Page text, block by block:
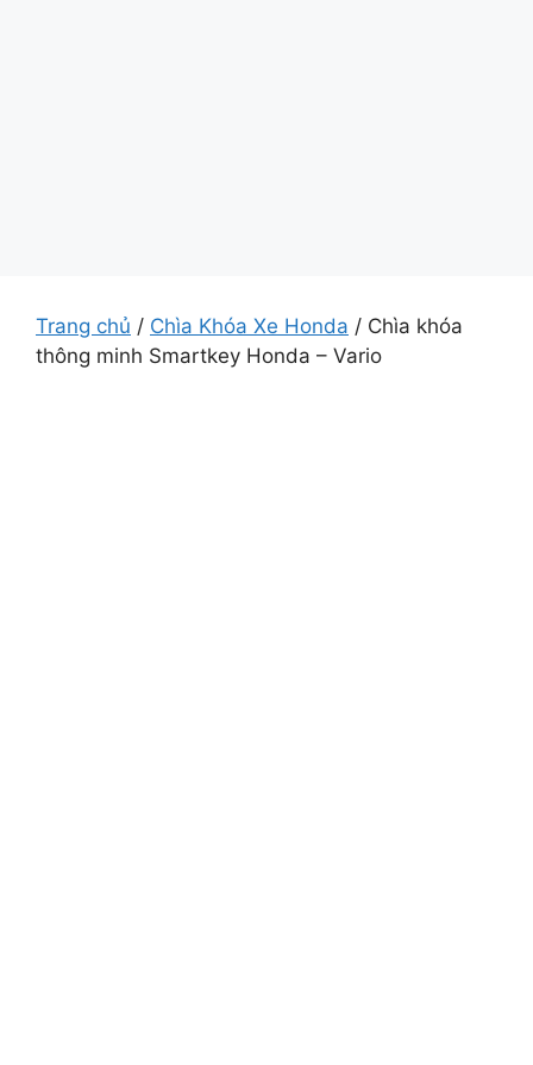
Trang chủ / Chìa Khóa Xe Honda / Chìa khóa
thông minh Smartkey Honda – Vario